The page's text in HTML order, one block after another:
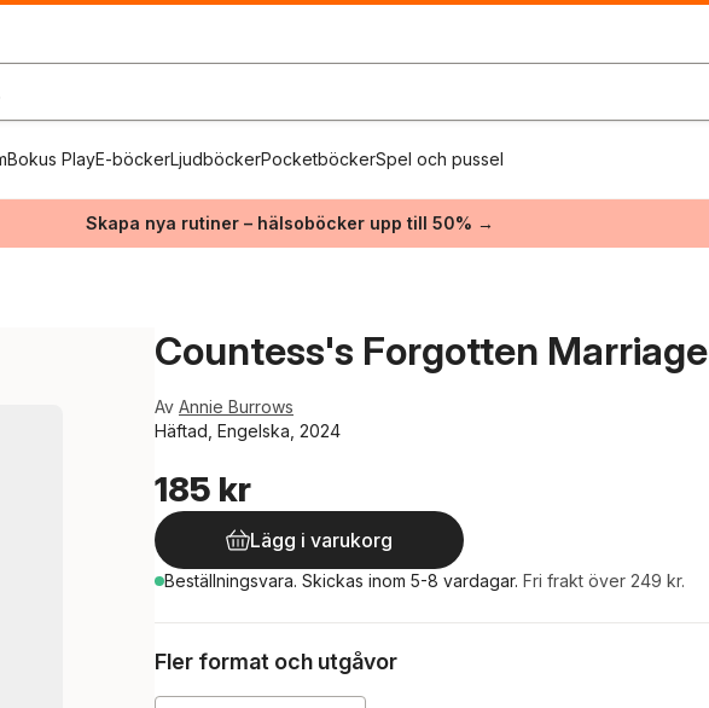
Bokus PlayE-böckerLjudböckerPocketböckerSpel och pussel
Skapa nya rutiner – hälsoböcker upp till 50% →
Countess's Forgotten Marriage
Av Annie Burrows
Häftad, Engelska, 2024
185 kr
Lägg i varukorg
Beställningsvara. Skickas inom 5-8 vardagar. Fri frakt över 249 kr.
Fler format och utgåvor